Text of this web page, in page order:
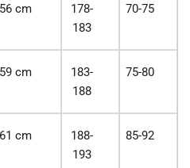
56 cm
178-
183
70-75
59 cm
183-
188
75-80
61 cm
188-
193
85-92